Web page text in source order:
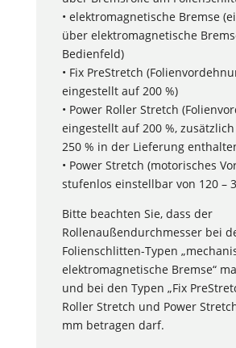
• elektromagnetische Bremse
über elektromagnetische
Bedienfeld)
• Fix PreStretch
eingestellt auf 200 %)
• Power Roller Stretch
eingestellt auf 200 %,
250 % in der Lieferung
• Power Stretch (motorisches
stufenlos einstellbar von 120 –
Bitte beachten Sie, dass der
Rollenaußendurchmesser bei
Folienschlitten-Typen
elektromagnetische Bremse“
und bei den Typen „Fix
Roller Stretch und Power
mm betragen darf.